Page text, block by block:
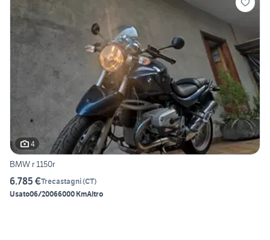
4
BMW r 1150r
6.785 €Trecastagni(CT)
Usato06/20066000 KmAltro